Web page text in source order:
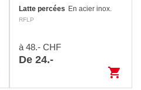
Latte percées En acier inox.
RFLP
à 48.- CHF
De 24.-
shopping_cart